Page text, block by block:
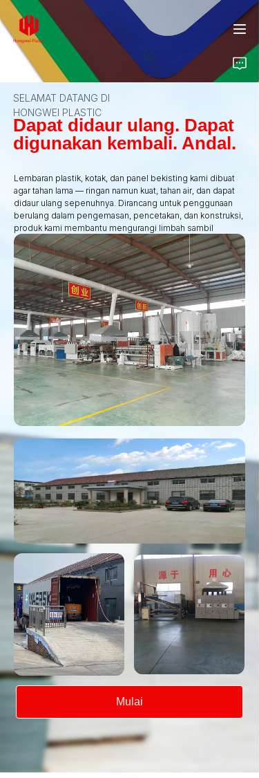
Dapat didaur ulang. Dapat
digunakan kembali. Andal.
Lembaran plastik, kotak, dan panel bekisting kami dibuat
agar tahan lama — ringan namun kuat, tahan air, dan dapat
didaur ulang sepenuhnya. Dirancang untuk penggunaan
berulang dalam pengemasan, pencetakan, dan konstruksi,
produk kami membantu mengurangi limbah sambil
memberikan kinerja yang andal di setiap aplikasi.
Mulai
SELAMAT DATANG DI
HONGWEI PLASTIC
Beranda
Produk
Tentang Kami
Wawasan
Kontak